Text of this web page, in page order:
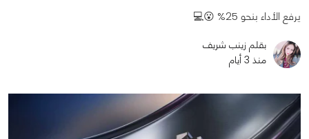
يرفع الأداء بنحو 25% 😮💻
بقلم زينب شريف
منذ 3 أيام